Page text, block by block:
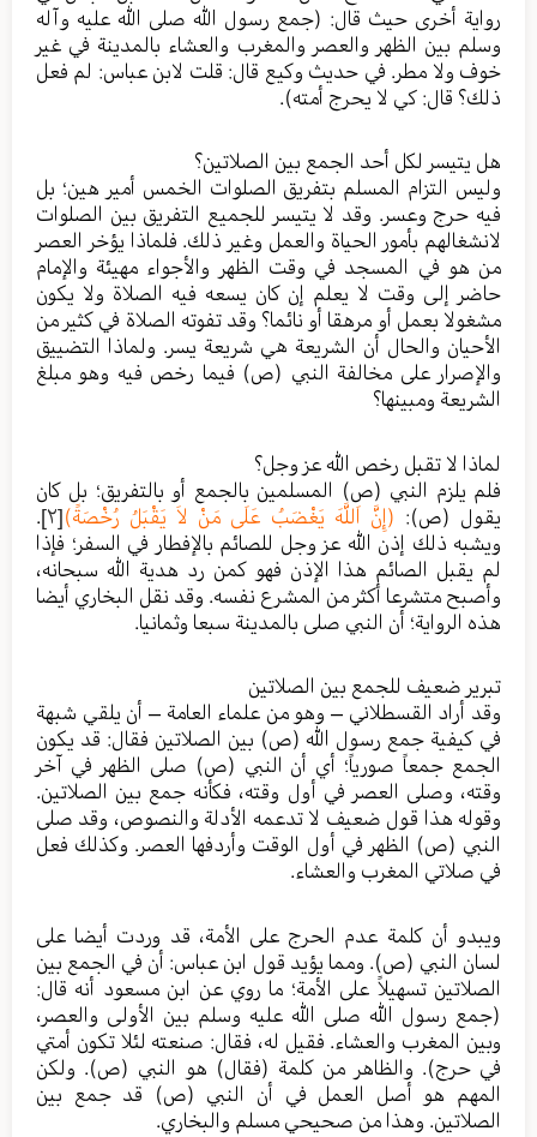
رواية أخرى حيث قال: (جمع رسول الله صلى الله عليه وآله
وسلم بين الظهر والعصر والمغرب والعشاء بالمدينة في غير
خوف ولا مطر. في حديث وكيع قال: قلت لابن عباس: لم فعل
ذلك؟ قال: كي لا يحرج أمته).
هل يتيسر لكل أحد الجمع بين الصلاتين؟
وليس التزام المسلم بتفريق الصلوات الخمس أمير هين؛ بل
فيه حرج وعسر. وقد لا يتيسر للجميع التفريق بين الصلوات
لانشغالهم بأمور الحياة والعمل وغير ذلك. فلماذا يؤخر العصر
من هو في المسجد في وقت الظهر والأجواء مهيئة والإمام
حاضر إلى وقت لا يعلم إن كان يسعه فيه الصلاة ولا يكون
مشغولا بعمل أو مرهقا أو نائما؟ وقد تفوته الصلاة في كثير من
الأحيان والحال أن الشريعة هي شريعة يسر. ولماذا التضييق
والإصرار على مخالفة النبي (ص) فيما رخص فيه وهو مبلغ
الشريعة ومبينها؟
لماذا لا تقبل رخص الله عز وجل؟
فلم يلزم النبي (ص) المسلمين بالجمع أو بالتفريق؛ بل كان
يقول (ص): (إِنَّ اَللَّهَ يَغْضَبُ عَلَى مَنْ لاَ يَقْبَلُ رُخْصَةً)[٢]
.
ويشبه ذلك إذن الله عز وجل للصائم بالإفطار في السفر؛ فإذا
لم يقبل الصائم هذا الإذن فهو كمن رد هدية الله سبحانه،
وأصبح متشرعا أكثر من المشرع نفسه. وقد نقل البخاري أيضا
هذه الرواية؛ أن النبي صلى بالمدينة سبعا وثمانيا.
تبرير ضعيف للجمع بين الصلاتين
وقد أراد القسطلاني – وهو من علماء العامة – أن يلقي شبهة
في كيفية جمع رسول الله (ص) بين الصلاتين فقال: قد يكون
الجمع جمعاً صورياً؛ أي أن النبي (ص) صلى الظهر في آخر
وقته، وصلى العصر في أول وقته، فكأنه جمع بين الصلاتين.
وقوله هذا قول ضعيف لا تدعمه الأدلة والنصوص، وقد صلى
النبي (ص) الظهر في أول الوقت وأردفها العصر. وكذلك فعل
في صلاتي المغرب والعشاء.
ويبدو أن كلمة عدم الحرج على الأمة، قد وردت أيضا على
لسان النبي (ص). ومما يؤيد قول ابن عباس: أن في الجمع بين
الصلاتين تسهيلاً على الأمة؛ ما روي عن ابن مسعود أنه قال:
(جمع رسول الله صلى الله عليه وسلم بين الأولى والعصر،
وبين المغرب والعشاء. فقيل له، فقال: صنعته لئلا تكون أمتي
في حرج). والظاهر من كلمة (فقال) هو النبي (ص). ولكن
المهم هو أصل العمل في أن النبي (ص) قد جمع بين
الصلاتين. وهذا من صحيحي مسلم والبخاري.